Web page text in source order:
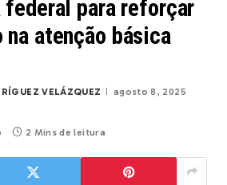
federal para reforçar
atenção básica
VELÁZQUEZ agosto 8, 2025
2 Mins de leitura